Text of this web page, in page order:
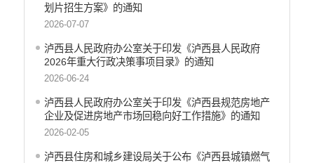
产品质量
义务教育
应急预案
公共文化服务
涉农补贴
划片招生方案》的通知
2026-07-07
泸西县人民政府办公室关于印发《泸西县人民政府
2026年重大行政决策事项目录》的通知
2026-06-24
泸西县人民政府办公室关于印发《泸西县规范房地产
企业及促进房地产市场回稳向好工作措施》的通知
2026-02-05
泸西县住房和城乡建设局关于公布《泸西县城镇燃气